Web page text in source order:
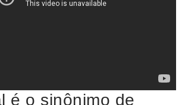
é o sinônimo de